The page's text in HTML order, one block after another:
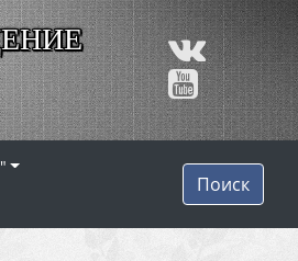
Поиск